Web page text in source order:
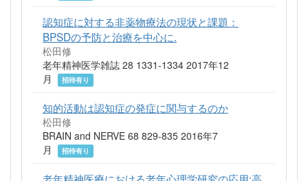
認知症に対する非薬物療法の現状と課題：
BPSDの予防と治療を中心に.
松田修
老年精神医学雑誌 28 1331-1334 2017年12
月
招待有り
知的活動は認知症の発症に関与するのか
松田修
BRAIN and NERVE 68 829-835 2016年7
月
招待有り